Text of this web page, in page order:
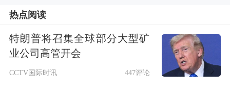
高企的背景下，这位新主席能否兑现降
息承诺，成为全球市场最大悬念。
◆ 本周，谷歌母公司Alphabet股价大涨
热点阅读
特朗普将召集全球部分大型矿
业公司高管开会
CCTV国际时讯 447评论